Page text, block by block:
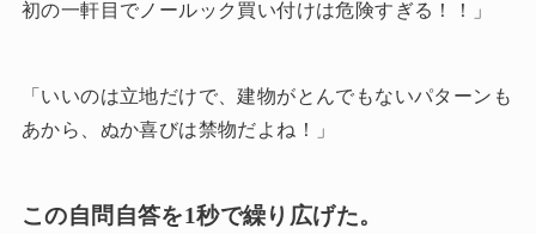
初の一軒目でノールック買い付けは危険すぎる！！」
「いいのは立地だけで、建物がとんでもないパターンも
あから、ぬか喜びは禁物だよね！」
この自問自答を1秒で繰り広げた。